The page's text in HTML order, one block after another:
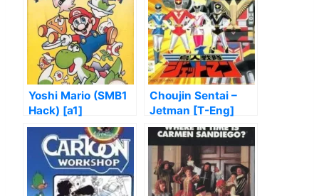
Yoshi Mario (SMB1
Hack) [a1]
Choujin Sentai –
Jetman [T-Eng]